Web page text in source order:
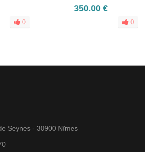
0
350.00 €
0
Seynes - 30900 Nîmes